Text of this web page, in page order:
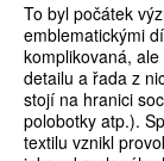
To byl počátek
emblematickými
komplikovaná,
detailu a řada z
stojí na hranici
polobotky atp.).
textilu vznikl